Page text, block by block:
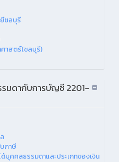
ยีชลบุรี
ศาสตร์(ชลบุรี)
รมดากับการบัญชี 2201-
ภาษี
บุคคลธรรมดาและประเภทของเงิน